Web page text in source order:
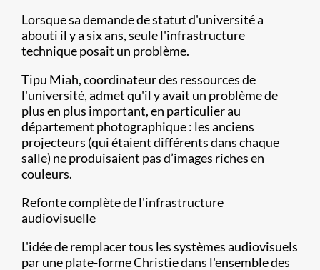
Lorsque sa demande de statut d'université a
abouti il y a six ans, seule l'infrastructure
technique posait un problème.
Tipu Miah, coordinateur des ressources de
l'université, admet qu'il y avait un problème de
plus en plus important, en particulier au
département photographique : les anciens
projecteurs (qui étaient différents dans chaque
salle) ne produisaient pas d’images riches en
couleurs.
Refonte complète de l'infrastructure
audiovisuelle
L'idée de remplacer tous les systèmes audiovisuels
par une plate-forme Christie dans l'ensemble des